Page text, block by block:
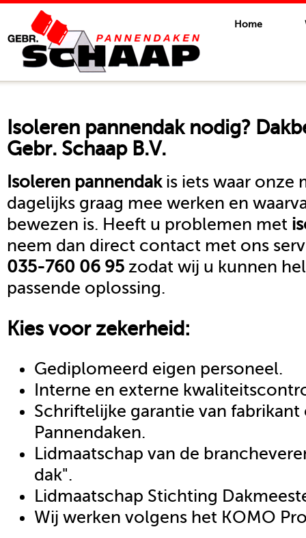
Home
Isoleren pannendaknodig?
Gebr. Schaap B.V.
Isoleren pannendakis iets waar onze
dagelijks graag mee werken en
bewezen is. Heeft u problemen met
neem dan direct contact met ons
035-760 06 95 zodat wij u kunnen
passende oplossing.
Kies voor zekerheid:
Gediplomeerd eigen personeel.
Interne en externe
Schriftelijke garantie van fabrikant
Pannendaken.
Lidmaatschap van de
dak".
Lidmaatschap Stichting
Wij werken volgens het KOMO